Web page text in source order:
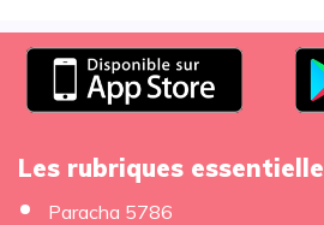
Les rubriques essentielle
Paracha 5786